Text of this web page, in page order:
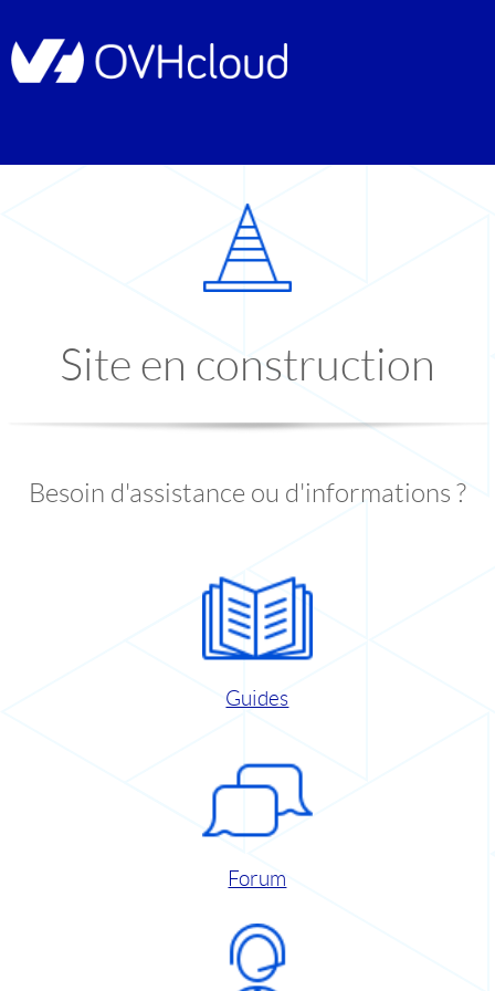
Site en construction
Besoin d'assistance ou d'informations ?
Guides
Forum